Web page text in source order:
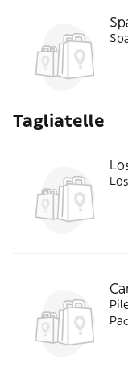
Tagliatelle